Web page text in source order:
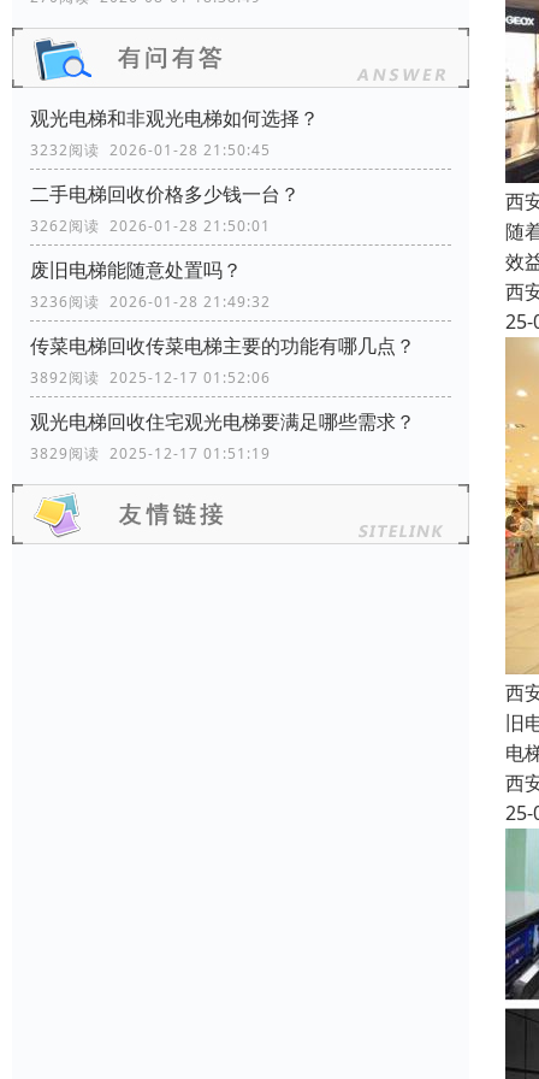
观光电梯和非观光电梯如何选择？
3232阅读 2026-01-28 21:50:45
二手电梯回收价格多少钱一台？
3262阅读 2026-01-28 21:50:01
废旧电梯能随意处置吗？
3236阅读 2026-01-28 21:49:32
传菜电梯回收传菜电梯主要的功能有哪几点？
3892阅读 2025-12-17 01:52:06
观光电梯回收住宅观光电梯要满足哪些需求？
3829阅读 2025-12-17 01:51:19
西
随
效
西
25-
西
旧
电
西
25-